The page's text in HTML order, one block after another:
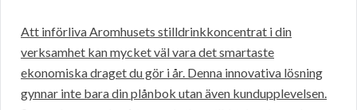
Att införliva Aromhusets stilldrinkkoncentrat i din
verksamhet kan mycket väl vara det smartaste
ekonomiska draget du gör i år. Denna innovativa lösning
gynnar inte bara din plånbok utan även kundupplevelsen.